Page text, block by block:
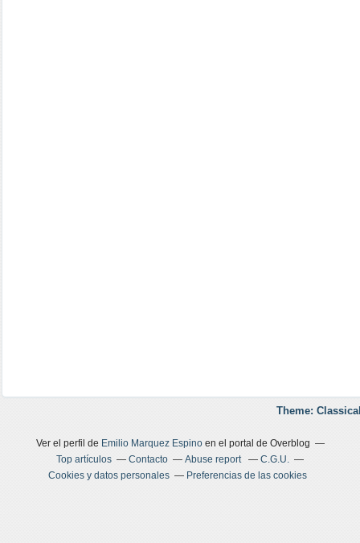
Theme:
Ver el perfil de Emilio Marquez Espinoen el portal de Overblog
Top artículos
Contacto Abuse report
C.G.U.
Cookies y datos personales
Preferencias de las cookies